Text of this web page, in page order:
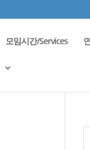
모임시간/Services